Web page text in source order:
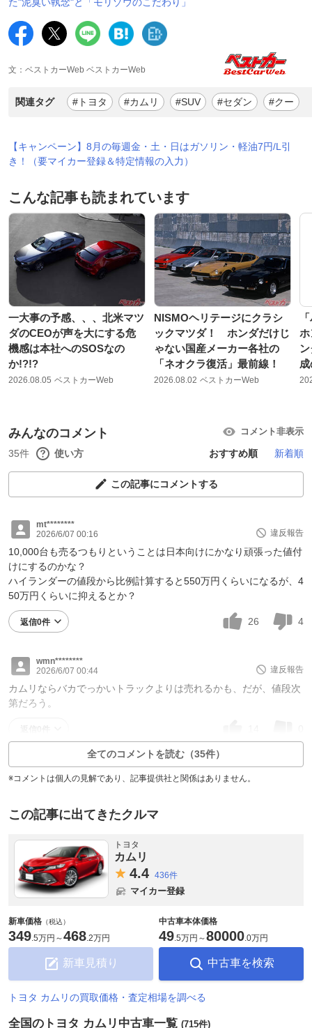
文：ベストカーWeb ベストカーWeb
関連タグ #トヨタ #カムリ #SUV #セダン #クー
【キャンペーン】8月の毎週金・土・日はガソリン・軽油7円/L引
き！（要マイカー登録＆特定情報の入力）
こんな記事も読まれています
一大事の予感、、、北米マツ
ダのCEOが声を大にする危
機感は本社へのSOSなの
か!?!?
2026.08.05 ベストカーWeb
NISMOヘリテージにクラシ
ックマツダ！ ホンダだけじ
ゃない国産メーカー各社の
「ネオクラ復活」最前線！
2026.08.02 ベストカーWeb
みんなのコメント コメント非表示
35件 使い方 おすすめ順 新着順
この記事にコメントする
mt********
2026/6/07 00:16
違反報告
10,000台も売るつもりということは日本向けにかなり頑張った値付
けにするのかな？
ハイランダーの値段から比例計算すると550万円くらいになるが、4
50万円くらいに抑えるとか？
返信0件 26 4
wmn********
2026/6/07 00:44
違反報告
カムリならバカでっかいトラックよりは売れるかも、だが、値段次
第だろう。
全てのコメントを読む（35件）
※コメントは個人の見解であり、記事提供社と関係はありません。
この記事に出てきたクルマ
トヨタ
カムリ
4.4 436件
マイカー登録
新車価格 （税込）
349.5万円 ～468.2万円
新車見積り
中古車本体価格
49.5万円 ～80000.0万円
中古車を検索
トヨタ カムリの買取価格・査定相場を調べる
全国のトヨタ カムリ中古車一覧 (715件)